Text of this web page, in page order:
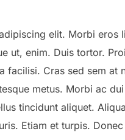
elit. Morbi eros
ut, enim. Duis tortor.
facilisi. Cras sed sem at
metus. Morbi ac
tincidunt aliquet.
Etiam et turpis.